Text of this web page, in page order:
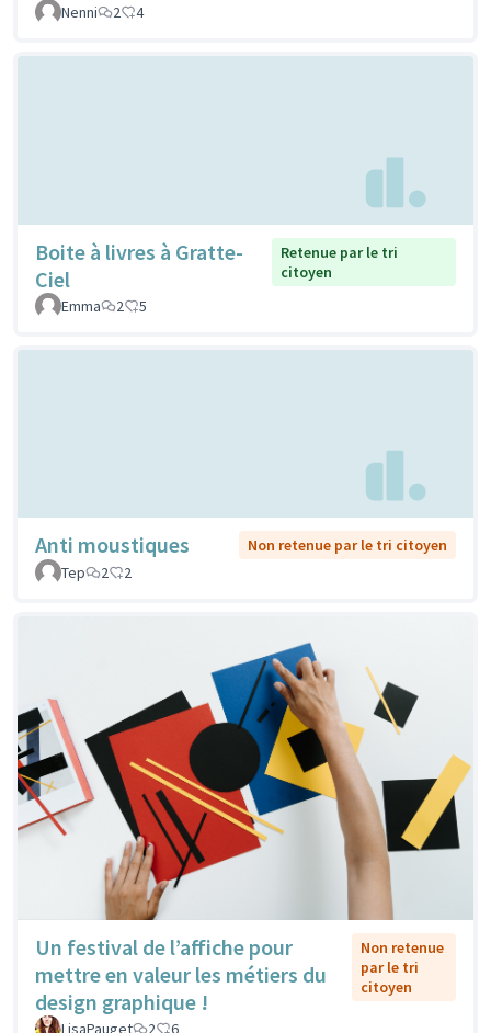
Nenni
2 4
Boite à livres à Gratte-
Ciel
Retenue par le tri
citoyen
Emma
2 5
Anti moustiques
Non retenue par le tri citoyen
Tep
2 2
Un festival de l’affiche pour
mettre en valeur les métiers du
design graphique !
Non retenue
par le tri
citoyen
LisaPauget 2 6